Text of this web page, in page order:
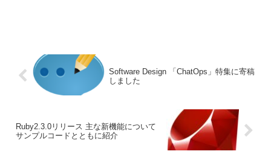
Software Design 「ChatOps」特集に寄稿
しました
Ruby2.3.0リリース 主な新機能について
サンプルコードとともに紹介